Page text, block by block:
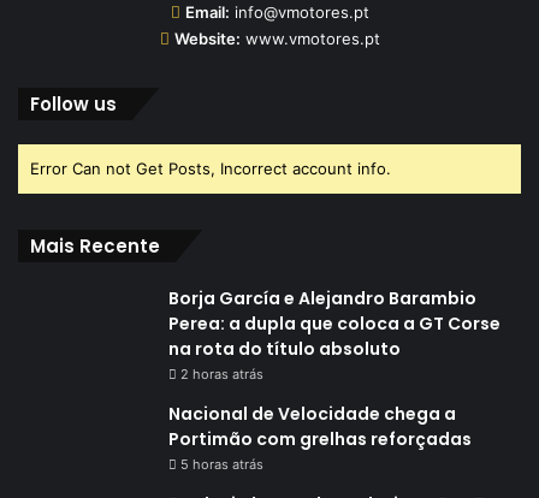
Email: info@vmotores.pt
Website: www.vmotores.pt
Follow us
Error Can not Get Posts, Incorrect account info.
Mais Recente
Borja García e Alejandro Barambio
Perea: a dupla que coloca a GT Corse
na rota do título absoluto
2 horas atrás
Nacional de Velocidade chega a
Portimão com grelhas reforçadas
5 horas atrás